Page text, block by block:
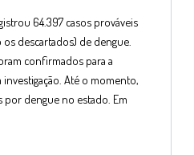
64.397 casos prováveis
descartados) de dengue.
confirmados para a
Até o momento,
dengue no estado. Em